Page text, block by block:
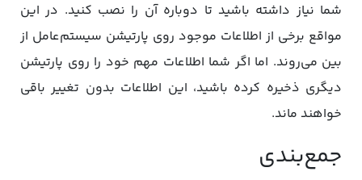
شما نیاز داشته باشید تا دوباره آن را نصب کنید. در این
مواقع برخی از اطلاعات موجود روی پارتیشن سیستم‌عامل از
بین می‌روند. اما اگر شما اطلاعات مهم خود را روی پارتیشن
دیگری ذخیره کرده باشید، این اطلاعات بدون تغییر باقی
خواهند ماند.
جمع‌بندی